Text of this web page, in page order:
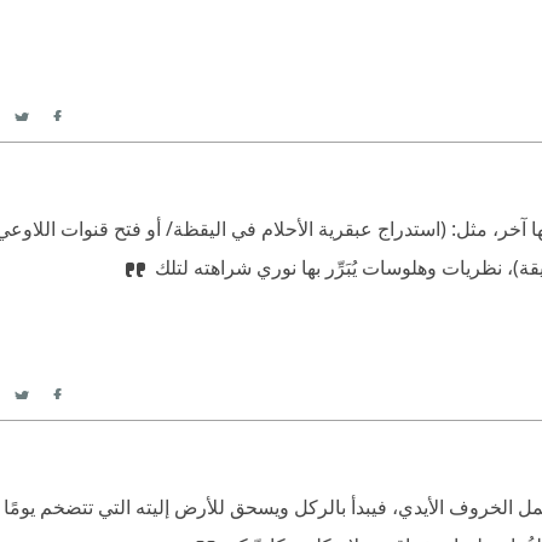
مثل: (استدراج عبقرية الأحلام في اليقظة/ أو فتح قنوات
نظريات وهلوسات يُبَرِّر بها نوري شراهته لتلك
الأيدي، فيبدأ بالركل ويسحق للأرض إليته التي تتضخم